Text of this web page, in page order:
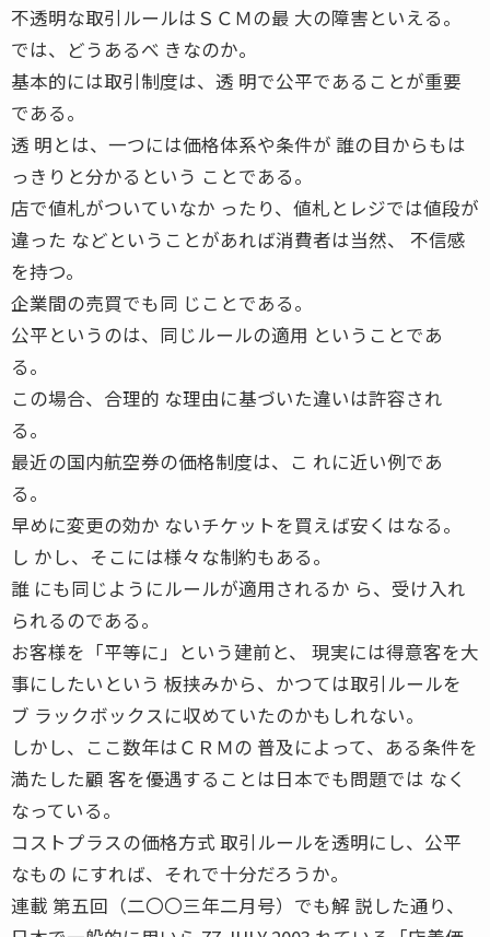
不透明な取引ルールはＳＣＭの最 大の障害といえる。
では、どうあるべ きなのか。
基本的には取引制度は、透 明で公平であることが重要
である。
透 明とは、一つには価格体系や条件が 誰の目からもは
っきりと分かるという ことである。
店で値札がついていなか ったり、値札とレジでは値段が
違った などということがあれば消費者は当然、 不信感
を持つ。
企業間の売買でも同 じことである。
公平というのは、同じルールの適用 ということであ
る。
この場合、合理的 な理由に基づいた違いは許容され
る。
最近の国内航空券の価格制度は、こ れに近い例であ
る。
早めに変更の効か ないチケットを買えば安くはなる。
し かし、そこには様々な制約もある。
誰 にも同じようにルールが適用されるか ら、受け入れ
られるのである。
お客様を「平等に」という建前と、 現実には得意客を大
事にしたいという 板挟みから、かつては取引ルールを
ブ ラックボックスに収めていたのかもしれない。
しかし、ここ数年はＣＲＭの 普及によって、ある条件を
満たした顧 客を優遇することは日本でも問題では なく
なっている。
コストプラスの価格方式 取引ルールを透明にし、公平
なもの にすれば、それで十分だろうか。
連載 第五回（二〇〇三年二月号）でも解 説した通り、